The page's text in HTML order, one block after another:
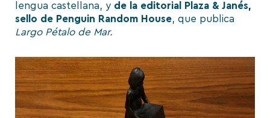
lengua castellana, y de la editorial Plaza & Janés,
sello de Penguin Random House, que publica
Largo Pétalo de Mar.